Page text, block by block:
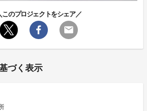
このプロジェクトをシェア／
づく表示